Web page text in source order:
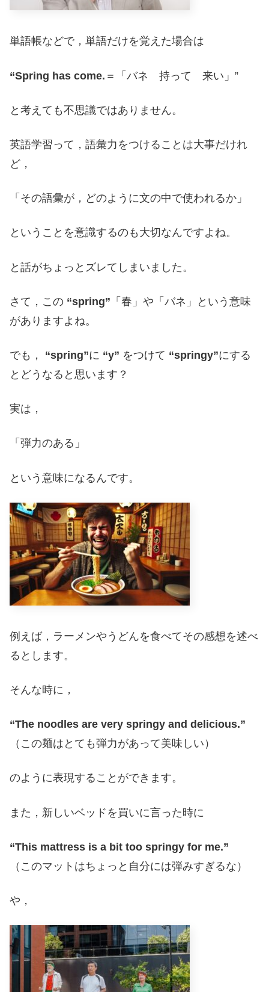
単語帳などで，単語だけを覚えた場合は
“Spring has come. ＝「バネ 持って 来い」”
と考えても不思議ではありません。
英語学習って，語彙力をつけることは大事だけれ
ど，
「その語彙が，どのように文の中で使われるか」
ということを意識するのも大切なんですよね。
と話がちょっとズレてしまいました。
さて，この “spring” 「春」や「バネ」という意味
がありますよね。
でも， “spring”に “y” をつけて “springy”にする
とどうなると思います？
実は，
「弾力のある」
という意味になるんです。
例えば，ラーメンやうどんを食べてその感想を述べ
るとします。
そんな時に，
“The noodles are very springy and delicious.”
（この麺はとても弾力があって美味しい）
のように表現することができます。
また，新しいベッドを買いに言った時に
“This mattress is a bit too springy for me.”
（このマットはちょっと自分には弾みすぎるな）
や，